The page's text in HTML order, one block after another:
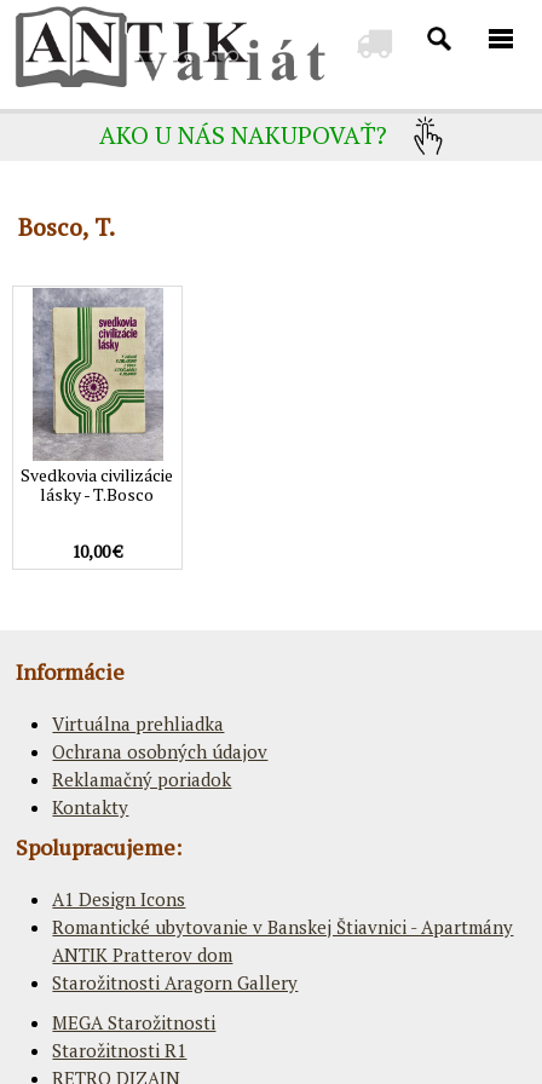
AKO U NÁS NAKUPOVAŤ?
Bosco, T.
Svedkovia civilizácie
lásky - T.Bosco
10,00 €
Informácie
Virtuálna prehliadka
Ochrana osobných údajov
Reklamačný poriadok
Kontakty
Spolupracujeme:
A1 Design Icons
Romantické ubytovanie v Banskej Štiavnici - Apartmány
ANTIK Pratterov dom
Starožitnosti Aragorn Gallery
MEGA Starožitnosti
Starožitnosti R1
RETRO DIZAJN